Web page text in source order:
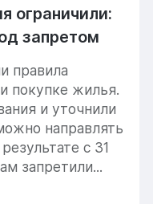
ограничили:
запретом
правила
покупке жилья.
и уточнили
направлять
с 31
запретили...